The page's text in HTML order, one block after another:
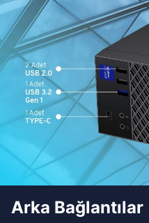
Arka Bağlantılar